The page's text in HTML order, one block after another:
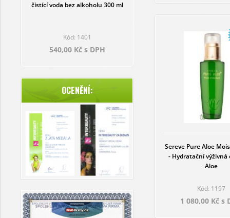
čistící voda bez alkoholu 300 ml
Kód: 1401
540,00 Kč s DPH
OCENĚNÍ:
Sereve Pure Aloe
- Hydratační výživná
Aloe
Kód: 1197
1 080,00 Kč s